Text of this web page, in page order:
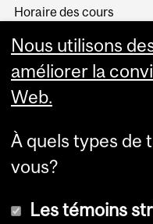
Horaire des cours
Services aux étudiants
Nous utilisons
améliorer la
Web.
À quels types de
vous?
Les témoins